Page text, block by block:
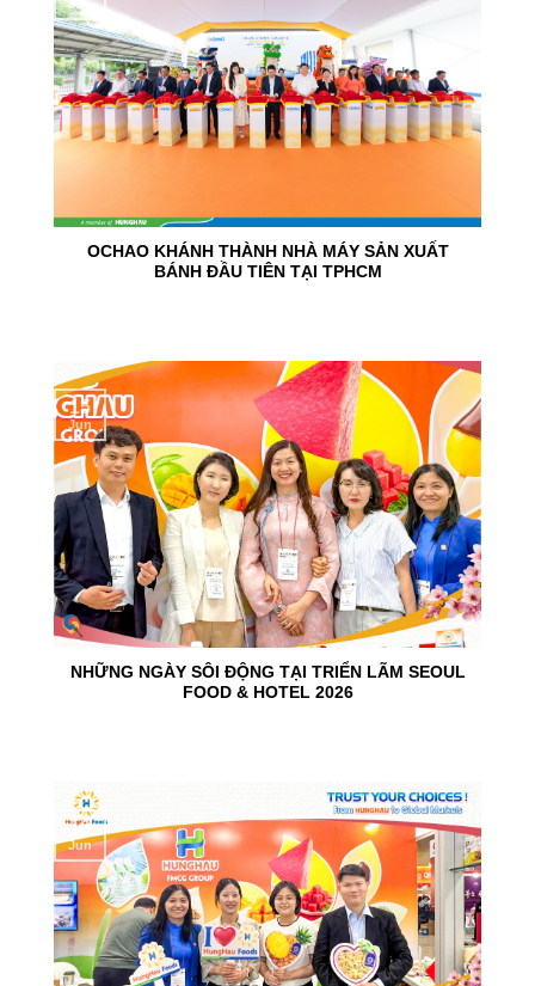
OCHAO KHÁNH THÀNH NHÀ MÁY SẢN XUẤT
BÁNH ĐẦU TIÊN TẠI TPHCM
Jun
NHỮNG NGÀY SÔI ĐỘNG TẠI TRIỂN LÃM SEOUL
FOOD & HOTEL 2026
15
Jun
10
Jun